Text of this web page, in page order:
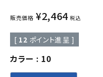
販売価格 ¥2,464 税込
[ 12 ポイント進呈 ]
カラー 10